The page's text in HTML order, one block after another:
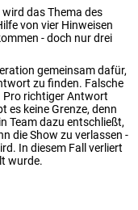
das Thema des
von vier Hinweisen
- doch nur drei
gemeinsam dafür,
zu finden. Falsche
Pro richtiger Antwort
es keine Grenze, denn
Team dazu entschließt,
die Show zu verlassen -
In diesem Fall verliert
wurde.